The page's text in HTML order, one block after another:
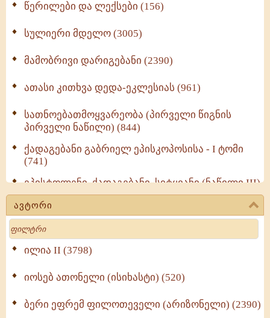
წერილები და ლექსები (156)
სულიერი მდელო (3005)
მამობრივი დარიგებანი (2390)
ათასი კითხვა დედა-ეკლესიას (961)
სათნოებათმოყვარეობა (პირველი წიგნის
პირველი ნაწილი) (844)
ქადაგებანი გაბრიელ ეპისკოპოსისა - I ტომი
(741)
ეპისტოლენი, ქადაგებანი, სიტყვანი (ნაწილი III)
(723)
მოძღვრის ძალზე სასარგებლო რჩევები
მრევლისათვის (545)
Wisdomge (514)
ქადაგებანი გაბრიელ ეპისკოპოსისა - II ტომი
სულიერი ცხოვრების სახელმძღვანელო -
ავტორი
Search
ილია II (3798)
იოსებ ათონელი (ისიხასტი) (520)
ბერი ეფრემ ფილოთეველი (არიზონელი) (2390)